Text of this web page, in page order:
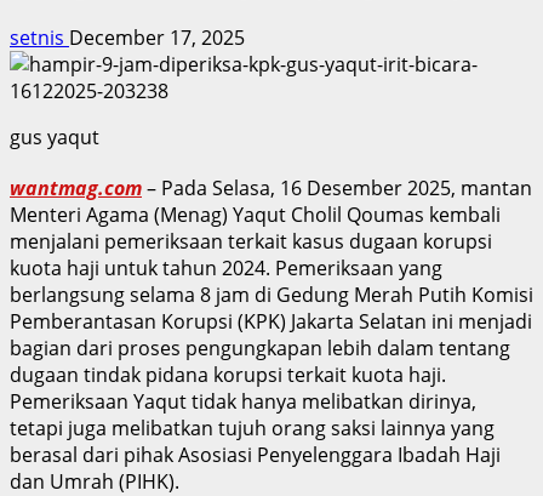
setnis December 17, 2025
gus yaqut
wantmag.com– Pada Selasa, 16 Desember 2025, mantan
Menteri Agama (Menag) Yaqut Cholil Qoumas kembali
menjalani pemeriksaan terkait kasus dugaan korupsi
kuota haji untuk tahun 2024. Pemeriksaan yang
berlangsung selama 8 jam di Gedung Merah Putih Komisi
Pemberantasan Korupsi (KPK) Jakarta Selatan ini menjadi
bagian dari proses pengungkapan lebih dalam tentang
dugaan tindak pidana korupsi terkait kuota haji.
Pemeriksaan Yaqut tidak hanya melibatkan dirinya,
tetapi juga melibatkan tujuh orang saksi lainnya yang
berasal dari pihak Asosiasi Penyelenggara Ibadah Haji
dan Umrah (PIHK).